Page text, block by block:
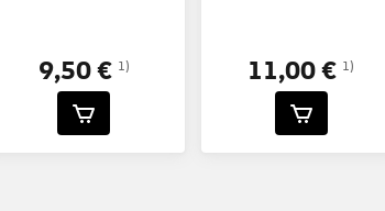
9,50 € 1) 11,00 € 1)